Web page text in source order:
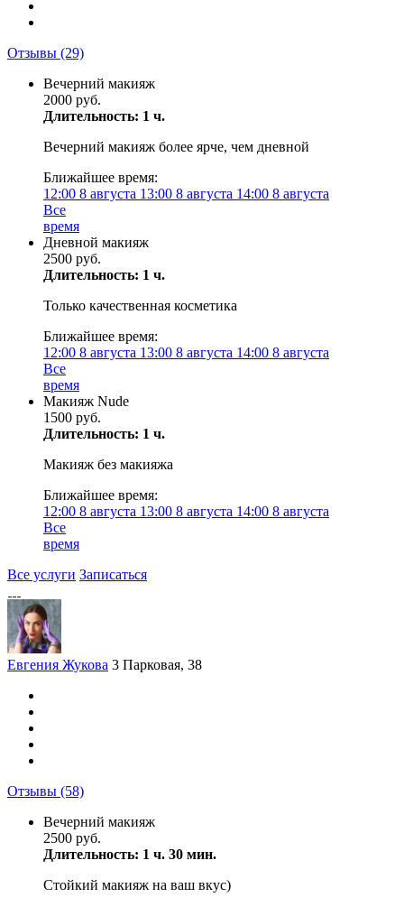
Отзывы (29)
Вечерний макияж
2000 руб.
Длительность: 1 ч.
Вечерний макияж более ярче, чем дневной
Ближайшее время:
12:00 8 августа 13:00 8 августа 14:00 8 августа
Все
время
Дневной макияж
2500 руб.
Длительность: 1 ч.
Только качественная косметика
Ближайшее время:
12:00 8 августа 13:00 8 августа 14:00 8 августа
Все
время
Макияж Nude
1500 руб.
Длительность: 1 ч.
Макияж без макияжа
Ближайшее время:
12:00 8 августа 13:00 8 августа 14:00 8 августа
Все
время
Все услуги Записаться
Евгения Жукова 3 Парковая, 38
Отзывы (58)
Вечерний макияж
2500 руб.
Длительность: 1 ч. 30 мин.
Стойкий макияж на ваш вкус)